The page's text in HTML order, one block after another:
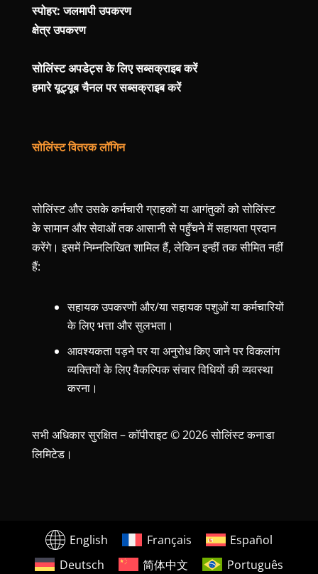
स्पोहर: जलमापी उपकरण
क्षेत्र उपकरण
सोलिंस्ट अपडेट्स के लिए सब्सक्राइब करें
हमारे यूट्यूब चैनल पर सब्सक्राइब करें
सोलिंस्ट वितरक लॉगिन
सोलिंस्ट और उसके कर्मचारी ग्राहकों या आगंतुकों को सोलिंस्ट
के सामान और सेवाओं तक आसानी से पहुँचने में सहायता प्रदान
करेंगे। इसमें निम्नलिखित शामिल हैं, लेकिन इन्हीं तक सीमित नहीं
हैं:
सहायक उपकरणों और/या सहायक पशुओं या कर्मचारियों
के लिए भत्ता और सुलभता।
आवश्यकता पड़ने पर या अनुरोध किए जाने पर विकलांग
व्यक्तियों के लिए वैकल्पिक संचार विधियों की व्यवस्था
करना।
सभी अधिकार सुरक्षित – कॉपीराइट © 2026 सोलिंस्ट कनाडा
लिमिटेड।
English Français
Español
Deutsch
简体中文 Português